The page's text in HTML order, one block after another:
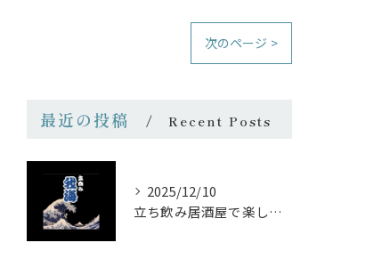
次のページ >
最近の投稿 Recent Posts
2025/12/10
立ち飲み居酒屋で楽しむ昭和の懐かし空間と多彩なお酒